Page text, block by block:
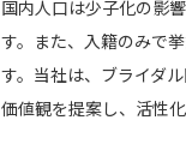
国内人口は少子化の影
す。また、入籍のみで
す。当社は、ブライダ
価値観を提案し、活性